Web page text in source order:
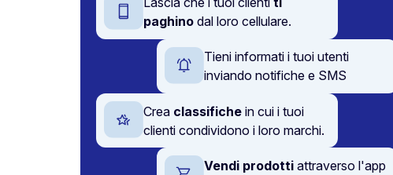
paghino dal loro cellulare.
Tieni informati i tuoi utenti
inviando notifiche e SMS
Crea classifiche in cui i tuoi
clienti condividono i loro marchi.
Vendi prodottiattraverso l'app